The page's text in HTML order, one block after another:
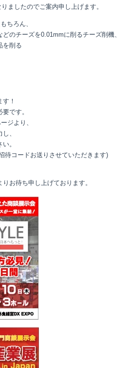
ましたのでご案内申し上げます。
ちろん、
のチーズを0.01mmに削るチーズ削機、
を削る
！
です。
ジより、
、
。
待コードお送りさせていただきます)
お待ち申し上げております。